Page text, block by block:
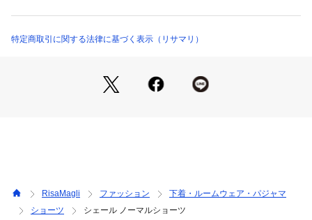
日常のふとしたたたずまいも、美しいものへと変えてしまうよ
＜サイズ＞
M：ヒップ 87～95cm
特定商取引に関する法律に基づく表示（リサマリ）
RisaMagli ファッション
下着・ルームウェア・パジャマ
ショーツ
シェール ノーマルショーツ